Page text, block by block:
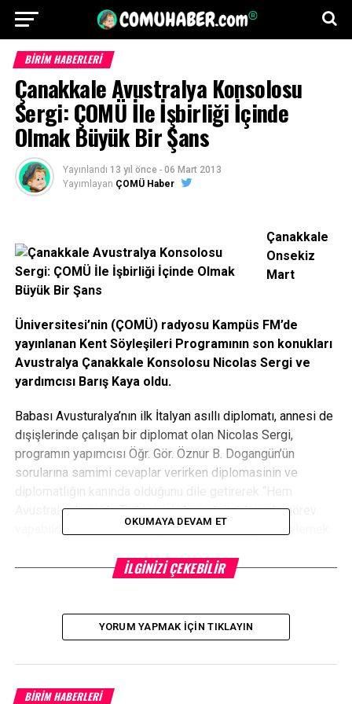
BİRİM HABERLERİ
Çanakkale Avustralya Konsolosu
Sergi: ÇOMÜ İle İşbirliği İçinde
Olmak Büyük Bir Şans
Yayınlandı 13 yıl önce - 06 Mart 2013
Yayımlayan ÇOMÜ Haber
Çanakkale
Onsekiz
Mart
Üniversitesi’nin (ÇOMÜ) radyosu Kampüs FM’de
yayınlanan Kent Söyleşileri Programının son konukları
Avustralya Çanakkale Konsolosu Nicolas Sergi ve
yardımcısı Barış Kaya oldu.
Babası Avusturalya’nın ilk İtalyan asıllı diplomatı, annesi de
dışişlerinde çalışan bir diplomat olan Nicolas Sergi,
programın yapımcısı Öğr. Gör. Öznur B. Dogangün’ün
sorularına samimi cevaplar verirken diplomasinin ve
diplomatlığın kanında olduğunu dile getirerek “Hem
Avustralya hem de Türkiye için bu çok özel yerde görev
yapabildiğim için kendimi çok özel hissettiğimi söylemek
Daha önce Vietnam’da, Bağdat’ta ve birkaç hafta
yerlerden en ilginç ve eğlenceli olanının Vietnam olduğunu,
eşinin de Vietnam’dan olmasının bunda büyük payı
Sergi, Bağdat’ın yerinin de kendisi için ayrı olduğunu ifade
OKUMAYA DEVAM ET
İLGINIZI ÇEKEBILIR
YORUM YAPMAK İÇIN TIKLAYIN
BİRİM HABERLERİ